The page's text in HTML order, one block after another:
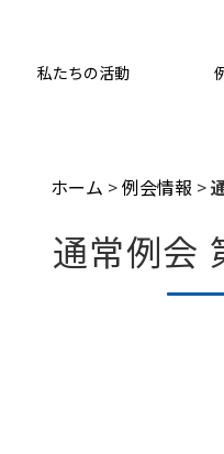
私たちの活動
ホーム >例会情報 >
通常例会